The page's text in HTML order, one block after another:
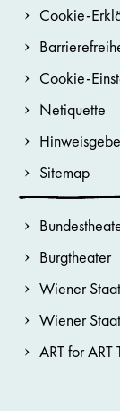
Cookie-
Cookie-
Netiquette
Sitemap
Burgtheater
Wiener
Wiener
ART for ART